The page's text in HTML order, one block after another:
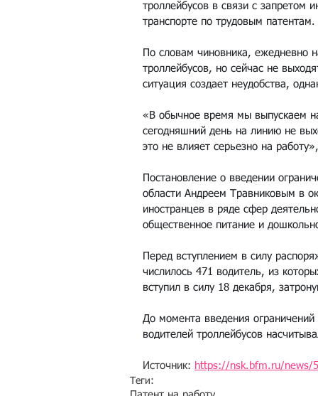
троллейбусов в связи с запретом
транспорте по трудовым патентам.
По словам чиновника, ежедневно
троллейбусов, но сейчас не
ситуация создает неудобства,
«В обычное время мы выпускаем
сегодняшний день на линию не
это не влияет серьезно на
Постановление о введении
области Андреем Травниковым в
иностранцев в ряде сфер
общественное питание и
Перед вступлением в силу
числилось 471 водитель, из
вступил в силу 18 декабря,
До момента введения
водителей троллейбусов
Источник: https://nsk.bfm.ru/news/
Теги: